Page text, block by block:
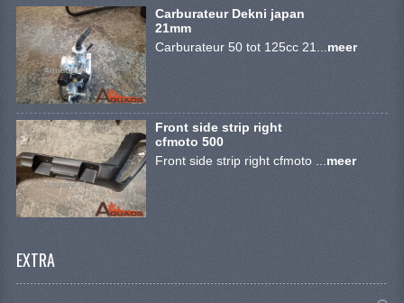
ACCESSOIRES
KABELS
SCHOKBREKERS
Carburateur Dekni japan
21mm
Carburateur 50 tot 125cc 21... meer
Front side strip right
cfmoto 500
Front side strip right cfmoto ... meer
EXTRA